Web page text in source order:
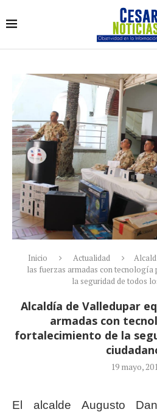
Inicio Actualidad
las fuerzas armadas con
la seguridad de todos
Alcaldía de Valledupar
armadas con
fortalecimiento de la
19 mayo,
El alcalde Augusto